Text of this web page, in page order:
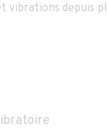
vibrations depuis